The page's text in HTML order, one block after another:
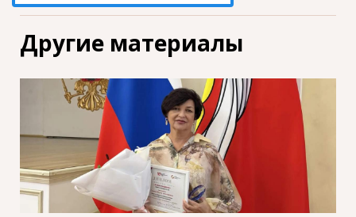
Другие материалы